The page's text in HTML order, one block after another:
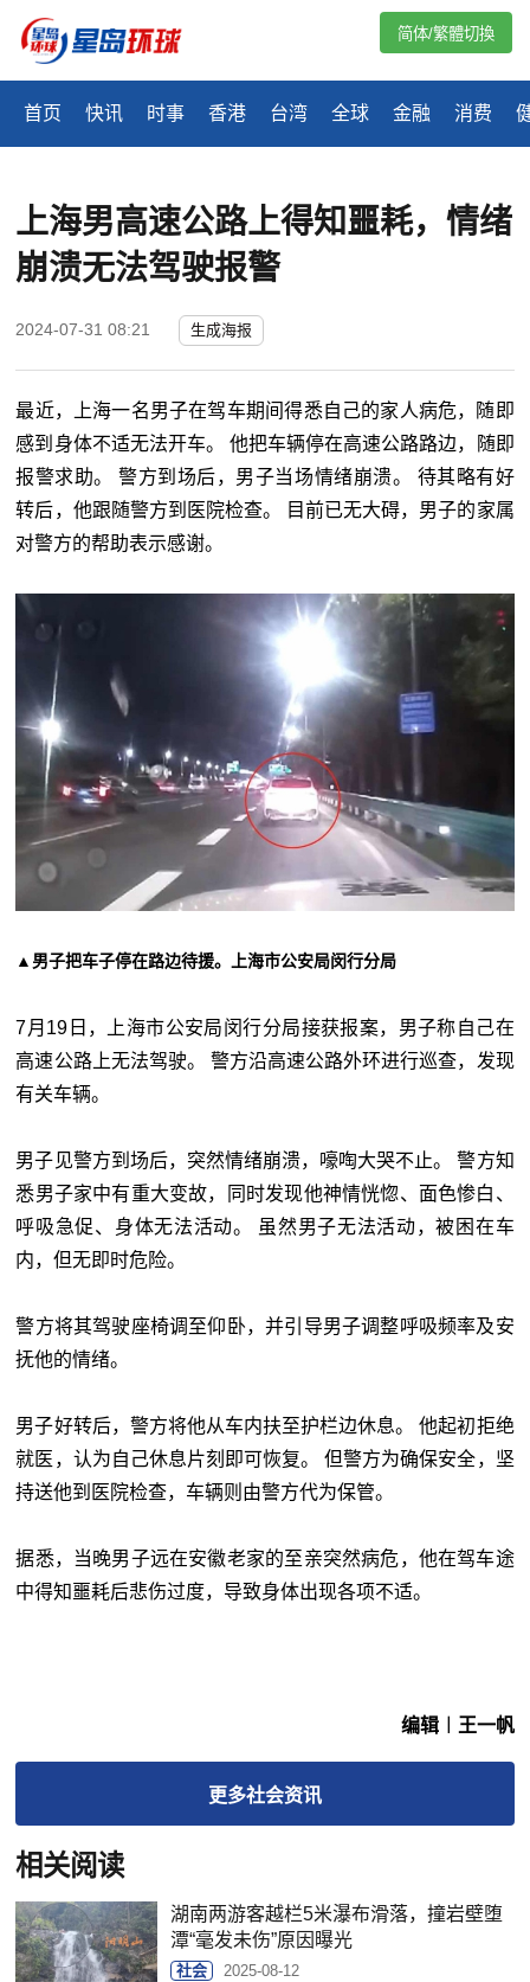
首页 快讯 时事 香港 台湾 全球 金融 消费
简体/繁體切換
上海男高速公路上得知噩耗，情绪
崩溃无法驾驶报警
2024-07-31 08:21 生成海报
最近，上海一名男子在驾车期间得悉自己的家人病危，随即
感到身体不适无法开车。 他把车辆停在高速公路路边，随即
报警求助。 警方到场后，男子当场情绪崩溃。 待其略有好
转后，他跟随警方到医院检查。 目前已无大碍，男子的家属
对警方的帮助表示感谢。
▲男子把车子停在路边待援。上海市公安局闵行分局
7月19日，上海市公安局闵行分局接获报案，男子称自己在
高速公路上无法驾驶。 警方沿高速公路外环进行巡查，发现
有关车辆。
男子见警方到场后，突然情绪崩溃，嚎啕大哭不止。 警方知
悉男子家中有重大变故，同时发现他神情恍惚、面色惨白、
呼吸急促、身体无法活动。 虽然男子无法活动，被困在车
内，但无即时危险。
警方将其驾驶座椅调至仰卧，并引导男子调整呼吸频率及安
抚他的情绪。
男子好转后，警方将他从车内扶至护栏边休息。 他起初拒绝
就医，认为自己休息片刻即可恢复。 但警方为确保安全，坚
持送他到医院检查，车辆则由警方代为保管。
据悉，当晚男子远在安徽老家的至亲突然病危，他在驾车途
中得知噩耗后悲伤过度，导致身体出现各项不适。
编辑︱王一帆
更多社会资讯
相关阅读
湖南两游客越栏5米瀑布滑落，撞岩壁堕
潭“毫发未伤”原因曝光
社会 2025-08-12